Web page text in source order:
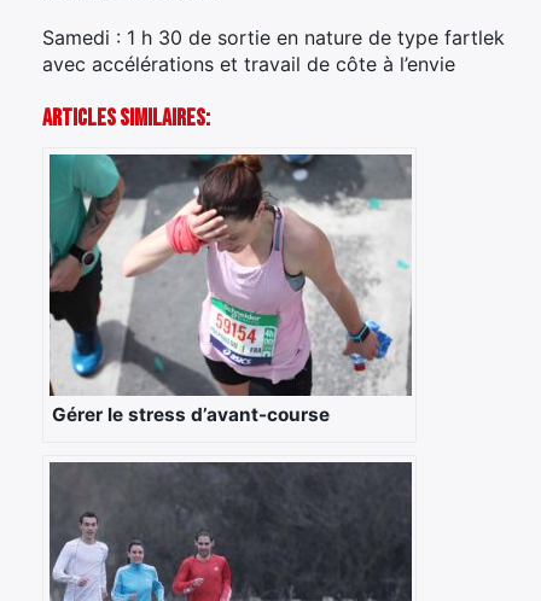
Samedi : 1 h 30 de sortie en nature de type fartlek
avec accélérations et travail de côte à l’envie
Articles Similaires:
Gérer le stress d’avant-course